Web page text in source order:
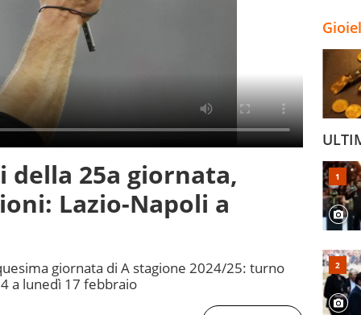
della 25a giornata,
Lazio-Napoli a
giornata di A stagione 2024/25: turno
a lunedì 17 febbraio